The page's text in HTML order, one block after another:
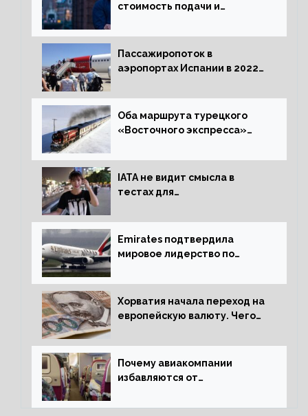
стоимость подачи и
жительство
Пассажиропоток в
аэропортах Испании в 2022
процентов
Оба маршрута турецкого
«Восточного экспресса»
IATA не видит смысла в
тестах для
Emirates подтвердила
мировое лидерство по
Хорватия начала переход на
европейскую валюту. Чего
Почему авиакомпании
избавляются от